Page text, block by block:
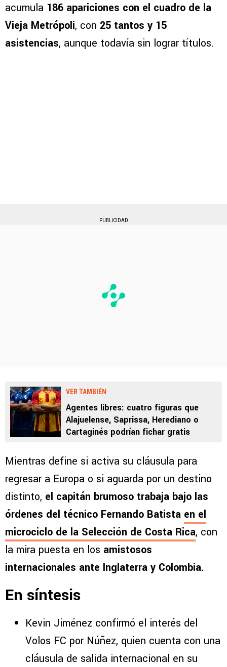
acumula 186 apariciones con el cuadro de la
Vieja Metrópoli, con 25 tantos y 15
asistencias, aunque todavía sin lograr títulos.
PUBLICIDAD
VER TAMBIÉN
Agentes libres: cuatro figuras que
Alajuelense, Saprissa, Herediano o
Cartaginés podrían fichar gratis
Mientras define si activa su cláusula para
regresar a Europa o si aguarda por un destino
distinto, el capitán brumoso trabaja bajo las
órdenes del técnico Fernando Batista en el
microciclo de la Selección de Costa Rica, con
la mira puesta en los amistosos
internacionales ante Inglaterra y Colombia.
En síntesis
Kevin Jiménez confirmó el interés del
Volos FC por Núñez, quien cuenta con una
cláusula de salida internacional en su